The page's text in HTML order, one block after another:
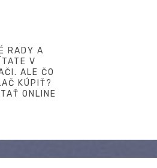
RADY A
V
ALE ČO
KÚPIŤ?
ONLINE